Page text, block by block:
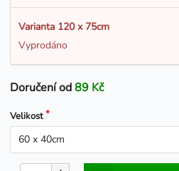
Varianta 120 x 75cm
Vyprodáno
Doručení od89 Kč
Velikost